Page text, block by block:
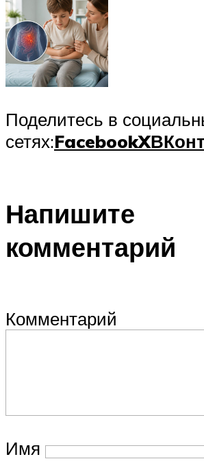
Поделитесь в
сетях:FacebookX
Напишите
комментарий
Комментарий
Имя